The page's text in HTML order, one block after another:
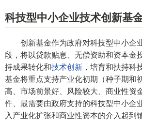
科技型中小企业技术创新基
创新基金作为政府对科技型中小企
段，将以贷款贴息、无偿资助和资本金
持成果转化和技术创新 ，培育和扶持科
基金将重点支持产业化初期（种子期和
高、市场前景好、风险较大、商业性资
件、最需要由政府支持的科技型中小企
入产业化扩张和商业性资本的介入起到